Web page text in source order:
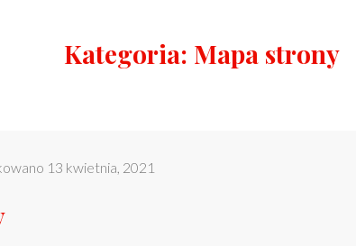
Kategoria: Mapa strony
13 kwietnia, 2021